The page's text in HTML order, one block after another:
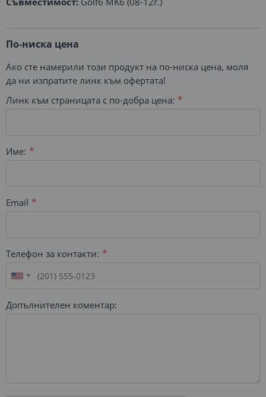
По-ниска цена
Ако сте намерили този продукт на по-ниска цена, моля
да ни изпратите линк към офертата!
Линк към страницата с по-добра цена:
Име:
Email
Телефон за контакти:
Допълнителен коментар: